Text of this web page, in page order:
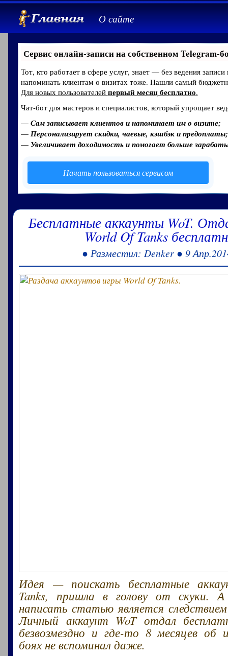
О сайте
Сервис онлайн-записи на собственном Telegram-
Тот, кто работает в сфере услуг, знает — без ведения
напоминать клиентам о визитах тоже. Нашли самый
Для новых пользователей первый месяц бесплатно.
Чат-бот для мастеров и специалистов, который упрощает
— Сам записывает клиентов и напоминает им о визите;
— Персонализирует скидки, чаевые, кэшбэк и предоплаты;
— Увеличивает доходимость и помогает больше
Начать пользоваться сервисом
Бесплатные аккаунты WoT.
World Of Tanks
● Разместил: Denker ● 9
Идея — поискать бесплатные
Tanks, пришла в голову от скуки.
написать статью является
Личный аккаунт WoT отдал
безвозмездно и где-то 8 месяцев об
боях не вспоминал даже.